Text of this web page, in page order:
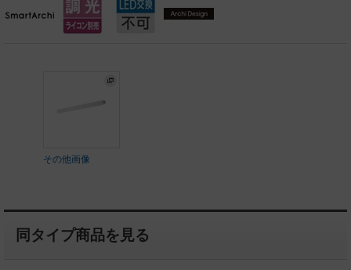
その他画像
同タイプ商品を見る